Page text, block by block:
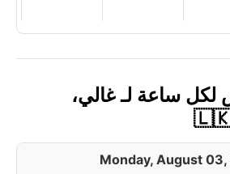
ساعة لـ غالي،
Monday, August